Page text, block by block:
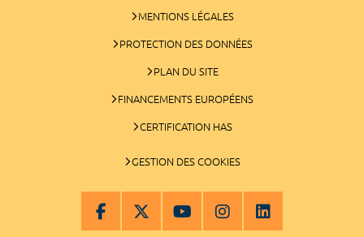
MENTIONS LÉGALES
PROTECTION DES DONNÉES
PLAN DU SITE
FINANCEMENTS EUROPÉENS
CERTIFICATION HAS
GESTION DES COOKIES